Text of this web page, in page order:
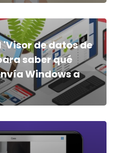
'Visor de datos de
saber qué
Windows a